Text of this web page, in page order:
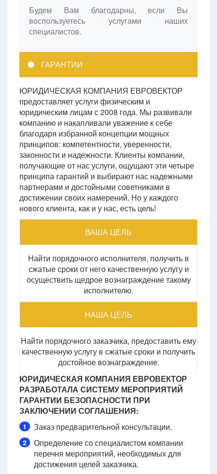
Будем Вам благодарны, если Вы
воспользуетесь услугами наших
специалистов.
ГАРАНТИИ
ЮРИДИЧЕСКАЯ КОМПАНИЯ ЕВРОВЕКТОР
предоставляет услуги физическим и
юридическим лицам с 2008 года. Мы развивали
компанию и накапливали уважение к себе
благодаря избранной концепции мощных
принципов: компетентности, уверенности,
законности и надежности. Клиенты компании,
получающие от нас услуги, ощущают эти четыре
принципа гарантий и выбирают нас надежными
партнерами и достойными советниками в
достижении своих намерений. Но у каждого
нового клиента, как и у нас, есть цель!
ВАША ЦЕЛЬ
Найти порядочного исполнителя, получить в
сжатые сроки от него качественную услугу и
осуществить щедрое вознаграждение такому
исполнителю.
НАША ЦЕЛЬ
Найти порядочного заказчика, предоставить ему
качественную услугу в сжатые сроки и получить
достойное вознаграждение.
ЮРИДИЧЕСКАЯ КОМПАНИЯ ЕВРОВЕКТОР
РАЗРАБОТАЛА СИСТЕМУ МЕРОПРИЯТИЙ
ГАРАНТИИ БЕЗОПАСНОСТИ ПРИ
ЗАКЛЮЧЕНИИ СОГЛАШЕНИЯ:
1 Заказ предварительной консультации.
2
Определение со специалистом компании
перечня мероприятий, необходимых для
достижения целей заказчика.